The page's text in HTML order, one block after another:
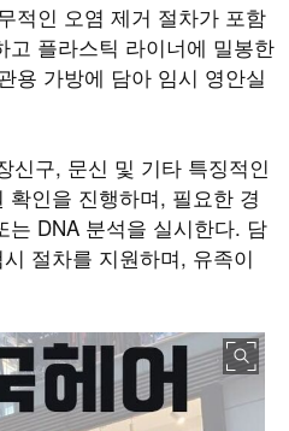
적인 오염 제거 절차가 포함
고 플라스틱 라이너에 밀봉한
용 가방에 담아 임시 영안실
신구, 문신 및 기타 특징적인
인을 진행하며, 필요한 경
는 DNA 분석을 실시한다. 담
절차를 지원하며, 유족이